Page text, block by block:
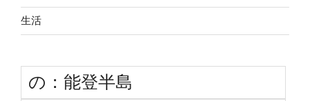
生活
の：能登半島